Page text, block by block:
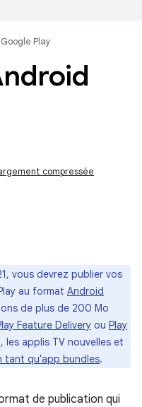
Google Play
compressée
vous devrez publier vos
au format Android
de plus de 200 Mo
Feature Delivery ou Play
les applis TV nouvelles et
tant qu'app bundles.
de publication qui